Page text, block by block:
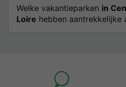
Welke vakantieparken in
Loire hebben aantrekkelijke